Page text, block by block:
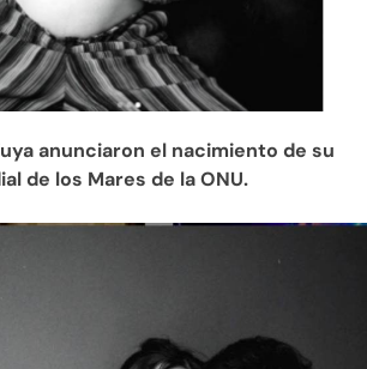
anunciaron el nacimiento de su
de los Mares de la ONU.